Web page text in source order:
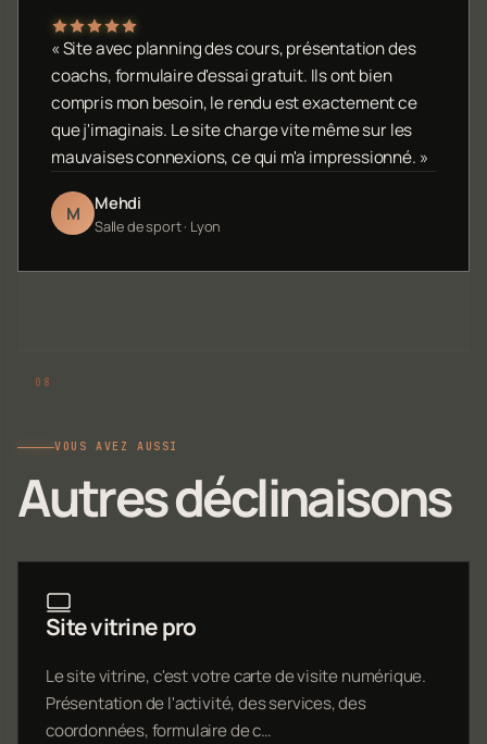
« Site avec planning des cours, présentation des
coachs, formulaire d'essai gratuit. Ils ont bien
compris mon besoin, le rendu est exactement ce
que j'imaginais. Le site charge vite même sur les
mauvaises connexions, ce qui m'a impressionné. »
M Mehdi
Salle de sport · Lyon
VOUS AVEZ AUSSI
Autres déclinaisons
Site vitrine pro
Le site vitrine, c'est votre carte de visite numérique.
Présentation de l'activité, des services, des
coordonnées, formulaire de c…